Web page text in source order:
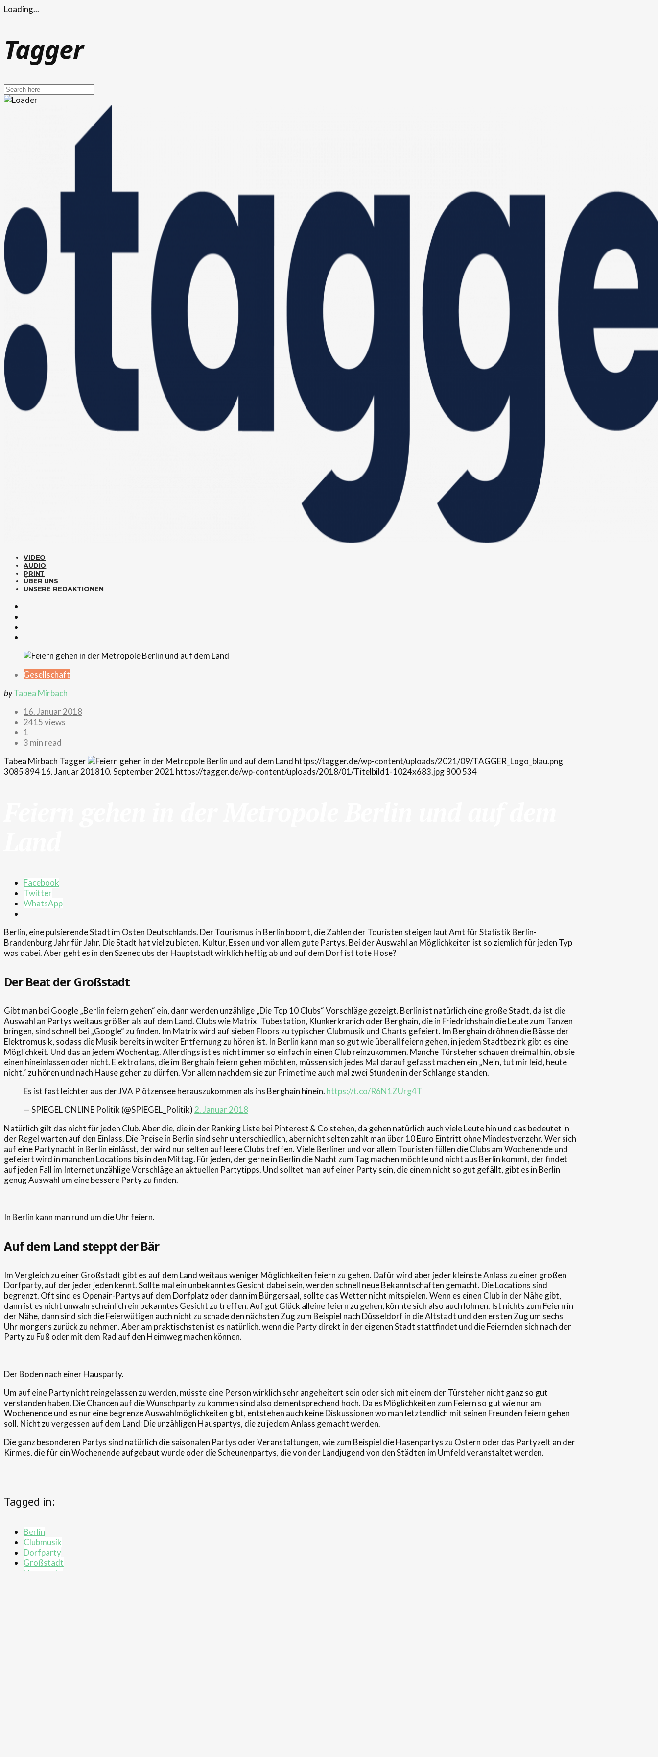
Loading...
Tagger
VIDEO
AUDIO
PRINT
ÜBER UNS
UNSERE REDAKTIONEN
Gesellschaft
byTabea Mirbach
16. Januar 2018
2415 views
1
3 min read
Tabea Mirbach Tagger
https://tagger.de/wp-content/uploads/2021/09/TAGGER_Logo_blau.png
3085 89416. Januar 201810. September 2021 https://tagger.de/wp-content/uploads/2018/01/Titelbild1-1024x683.jpg800534
Facebook
Twitter
WhatsApp
Berlin, eine pulsierende Stadt im Osten Deutschlands. Der Tourismus in Berlin boomt, die Zahlen der Touristen steigen laut Amt für Statistik Berlin-
Brandenburg Jahr für Jahr. Die Stadt hat viel zu bieten. Kultur, Essen und vor allem gute Partys. Bei der Auswahl an Möglichkeiten ist so ziemlich für jeden Typ
was dabei. Aber geht es in den Szeneclubs der Hauptstadt wirklich heftig ab und auf dem Dorf ist tote Hose?
Der Beat der Großstadt
Gibt man bei Google „Berlin feiern gehen“ ein, dann werden unzählige „Die Top 10 Clubs“ Vorschläge gezeigt. Berlin ist natürlich eine große Stadt, da ist die
Auswahl an Partys weitaus größer als auf dem Land. Clubs wie Matrix, Tubestation, Klunkerkranich oder Berghain, die in Friedrichshain die Leute zum Tanzen
bringen, sind schnell bei „Google“ zu finden. Im Matrix wird auf sieben Floors zu typischer Clubmusik und Charts gefeiert. Im Berghain dröhnen die Bässe der
Elektromusik, sodass die Musik bereits in weiter Entfernung zu hören ist. In Berlin kann man so gut wie überall feiern gehen, in jedem Stadtbezirk gibt es eine
Möglichkeit. Und das an jedem Wochentag. Allerdings ist es nicht immer so einfach in einen Club reinzukommen. Manche Türsteher schauen dreimal hin, ob sie
einen hineinlassen oder nicht. Elektrofans, die im Berghain feiern gehen möchten, müssen sich jedes Mal darauf gefasst machen ein „Nein, tut mir leid, heute
nicht.“ zu hören und nach Hause gehen zu dürfen. Vor allem nachdem sie zur Primetime auch mal zwei Stunden in der Schlange standen.
Es ist fast leichter aus der JVA Plötzensee herauszukommen als ins Berghain hinein. https://t.co/R6N1ZUrg4T
— SPIEGEL ONLINE Politik (@SPIEGEL_Politik) 2. Januar 2018
Natürlich gilt das nicht für jeden Club. Aber die, die in der Ranking Liste bei Pinterest & Co stehen, da gehen natürlich auch viele Leute hin und das bedeutet in
der Regel warten auf den Einlass. Die Preise in Berlin sind sehr unterschiedlich, aber nicht selten zahlt man über 10 Euro Eintritt ohne Mindestverzehr. Wer sich
auf eine Partynacht in Berlin einlässt, der wird nur selten auf leere Clubs treffen. Viele Berliner und vor allem Touristen füllen die Clubs am Wochenende und
gefeiert wird in manchen Locations bis in den Mittag. Für jeden, der gerne in Berlin die Nacht zum Tag machen möchte und nicht aus Berlin kommt, der findet
auf jeden Fall im Internet unzählige Vorschläge an aktuellen Partytipps. Und solltet man auf einer Party sein, die einem nicht so gut gefällt, gibt es in Berlin
genug Auswahl um eine bessere Party zu finden.
In Berlin kann man rund um die Uhr feiern.
Auf dem Land steppt der Bär
Im Vergleich zu einer Großstadt gibt es auf dem Land weitaus weniger Möglichkeiten feiern zu gehen. Dafür wird aber jeder kleinste Anlass zu einer großen
Dorfparty, auf der jeder jeden kennt. Sollte mal ein unbekanntes Gesicht dabei sein, werden schnell neue Bekanntschaften gemacht. Die Locations sind
begrenzt. Oft sind es Openair-Partys auf dem Dorfplatz oder dann im Bürgersaal, sollte das Wetter nicht mitspielen. Wenn es einen Club in der Nähe gibt,
dann ist es nicht unwahrscheinlich ein bekanntes Gesicht zu treffen. Auf gut Glück alleine feiern zu gehen, könnte sich also auch lohnen. Ist nichts zum Feiern in
der Nähe, dann sind sich die Feierwütigen auch nicht zu schade den nächsten Zug zum Beispiel nach Düsseldorf in die Altstadt und den ersten Zug um sechs
Uhr morgens zurück zu nehmen. Aber am praktischsten ist es natürlich, wenn die Party direkt in der eigenen Stadt stattfindet und die Feiernden sich nach der
Party zu Fuß oder mit dem Rad auf den Heimweg machen können.
Der Boden nach einer Hausparty.
Um auf eine Party nicht reingelassen zu werden, müsste eine Person wirklich sehr angeheitert sein oder sich mit einem der Türsteher nicht ganz so gut
verstanden haben. Die Chancen auf die Wunschparty zu kommen sind also dementsprechend hoch. Da es Möglichkeiten zum Feiern so gut wie nur am
Wochenende und es nur eine begrenze Auswahlmöglichkeiten gibt, entstehen auch keine Diskussionen wo man letztendlich mit seinen Freunden feiern gehen
soll. Nicht zu vergessen auf dem Land: Die unzähligen Hauspartys, die zu jedem Anlass gemacht werden.
Die ganz besonderen Partys sind natürlich die saisonalen Partys oder Veranstaltungen, wie zum Beispiel die Hasenpartys zu Ostern oder das Partyzelt an der
Kirmes, die für ein Wochenende aufgebaut wurde oder die Scheunenpartys, die von der Landjugend von den Städten im Umfeld veranstaltet werden.
Tagged in:
Berlin
Clubmusik
Dorfparty
Großstadt
Hausparty